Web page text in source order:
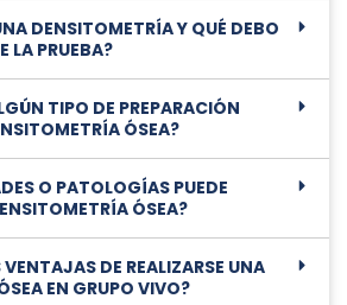
DENSITOMETRÍA Y QUÉ DEBO
LA PRUEBA?
TIPO DE PREPARACIÓN
ÓSEA?
O PATOLOGÍAS PUEDE
ÓSEA?
DE REALIZARSE UNA
EN GRUPO VIVO?